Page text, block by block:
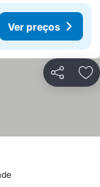
Ver preços
Partilhar